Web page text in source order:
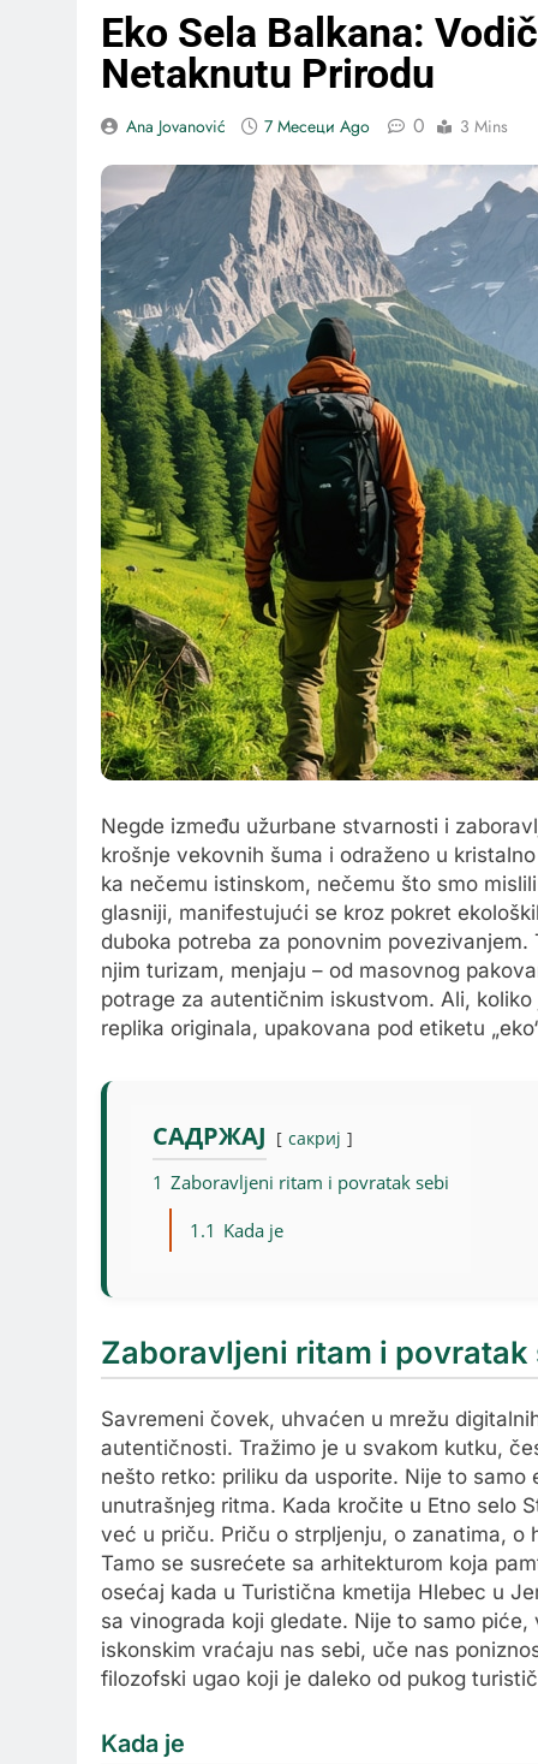
Eko Sela Balkana:
Netaknutu Prirodu
Ana Jovanović 7 Месеци Ago 0 3 Mins
Negde između užurbane stvarnosti i
krošnje vekovnih šuma i odraženo u
ka nečemu istinskom, nečemu što smo
glasniji, manifestujući se kroz pokret
duboka potreba za ponovnim
njim turizam, menjaju – od masovnog
potrage za autentičnim iskustvom. Ali,
replika originala, upakovana pod etiketu
САДРЖАЈ сакриј
1 Zaboravljeni ritam i povratak sebi
1.1 Kada je
Zaboravljeni ritam i povratak
Savremeni čovek, uhvaćen u mrežu
autentičnosti. Tražimo je u svakom kutku,
nešto retko: priliku da usporite. Nije to
unutrašnjeg ritma. Kada kročite u Etno selo
već u priču. Priču o strpljenju, o zanatima, o
Tamo se susrećete sa arhitekturom koja
osećaj kada u Turistična kmetija Hlebec u
sa vinograda koji gledate. Nije to samo
iskonskim vraćaju nas sebi, uče nas
filozofski ugao koji je daleko od pukog
Kada je